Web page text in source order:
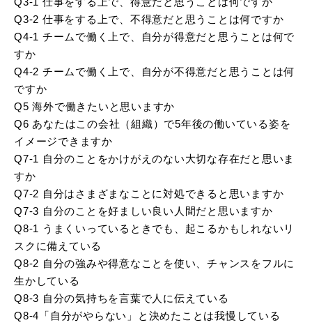
Q3-2 仕事をする上で、不得意だと思うことは何ですか
Q4-1 チームで働く上で、自分が得意だと思うことは何で
すか
Q4-2 チームで働く上で、自分が不得意だと思うことは何
ですか
Q5 海外で働きたいと思いますか
Q6 あなたはこの会社（組織）で5年後の働いている姿を
イメージできますか
Q7-1 自分のことをかけがえのない大切な存在だと思いま
すか
Q7-2 自分はさまざまなことに対処できると思いますか
Q7-3 自分のことを好ましい良い人間だと思いますか
Q8-1 うまくいっているときでも、起こるかもしれないリ
スクに備えている
Q8-2 自分の強みや得意なことを使い、チャンスをフルに
生かしている
Q8-3 自分の気持ちを言葉で人に伝えている
Q8-4「自分がやらない」と決めたことは我慢している